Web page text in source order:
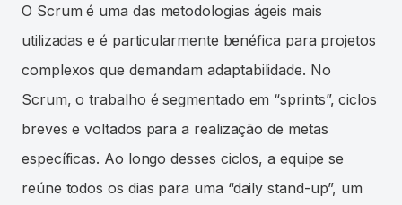
O Scrum é uma das metodologias ágeis mais
utilizadas e é particularmente benéfica para projetos
complexos que demandam adaptabilidade. No
Scrum, o trabalho é segmentado em “sprints”, ciclos
breves e voltados para a realização de metas
específicas. Ao longo desses ciclos, a equipe se
reúne todos os dias para uma “daily stand-up”, um